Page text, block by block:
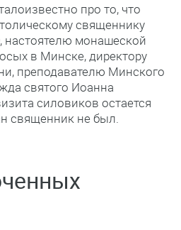
про то, что
священнику
, настоятелю монашеской
в Минске, директору
преподавателю Минского
святого Иоанна
силовиков остается
священник не был.